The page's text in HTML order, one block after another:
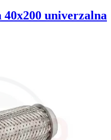
40x200 univerzalna